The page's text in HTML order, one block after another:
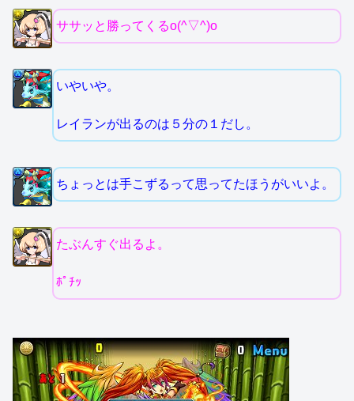
ササッと勝ってくるo(^▽^)o
いやいや。
レイランが出るのは５分の１だし。
ちょっとは手こずるって思ってたほうがいいよ。
たぶんすぐ出るよ。
ﾎﾟﾁｯ